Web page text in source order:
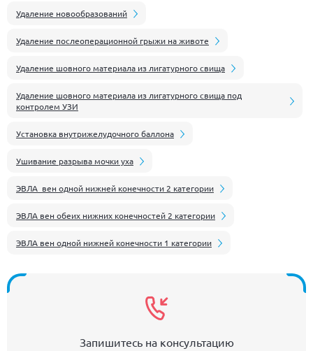
Удаление новообразований
Удаление послеоперационной грыжи на животе
Удаление шовного материала из лигатурного свища
Удаление шовного материала из лигатурного свища под
контролем УЗИ
Установка внутрижелудочного баллона
Ушивание разрыва мочки уха
ЭВЛА вен одной нижней конечности 2 категории
ЭВЛА вен обеих нижних конечностей 2 категории
ЭВЛА вен одной нижней конечности 1 категории
Запишитесь на консультацию